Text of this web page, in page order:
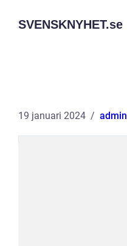
SVENSKNYHET.se
19 januari 2024 admin